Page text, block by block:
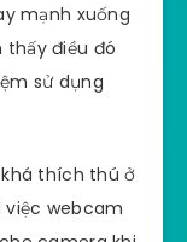
mạnh xuống
điều đó
sử dụng
thích thú ở
việc webcam